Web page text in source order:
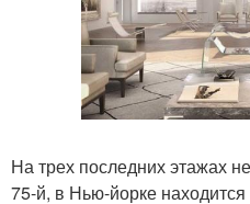
На трех последних этажах
75-й, в Нью-йорке